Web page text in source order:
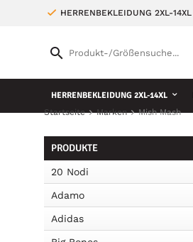
HERRENBEKLEIDUNG 2XL-14XL
HERRENBEKLEIDUNG 2XL-14XL
Startseite Marken Mish Mash
PRODUKTE
20 Nodi
Adamo
Adidas